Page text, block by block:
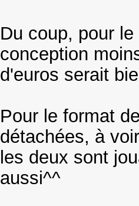
Du coup, pour
conception
d'euros serait
Pour le format
détachées, à
les deux sont
aussi^^